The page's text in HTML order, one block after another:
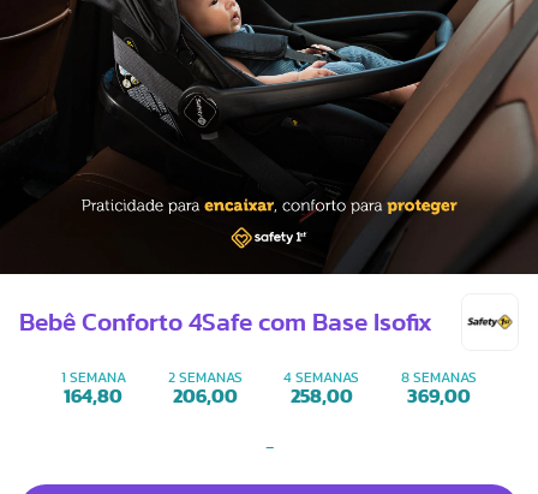
Bebê Conforto 4Safe com Base Isofix
1 SEMANA
164,80
2 SEMANAS
206,00
4 SEMANAS
258,00
8 SEMANAS
369,00
-